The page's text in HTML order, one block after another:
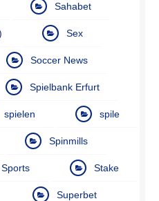
Sahabet
Sex
Soccer News
Spielbank Erfurt
spielen spile
Spinmills
Sports Stake
Superbet